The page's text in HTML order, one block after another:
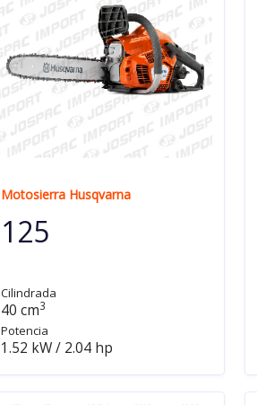
Motosierra Husqvarna
125
Cilindrada
40 cm3
Potencia
1.52 kW / 2.04 hp